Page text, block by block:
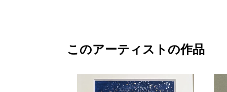
このアーティストの作品